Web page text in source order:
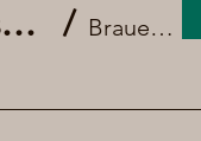
Fritigsbier am 30. Oktober 2026 - Kürbissuppe mit und ohne Würstchen / Brauerei Chrüpfe Bier